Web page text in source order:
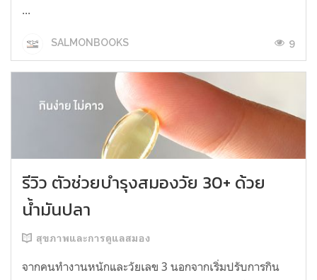
...
SALMONBOOKS 9
รีวิว ตัวช่วยบำรุงสมองวัย 30+ ด้วย
น้ำมันปลา
สุขภาพและการดูแลสมอง
จากคนทำงานหนักและวัยเลข 3 นอกจากเริ่มปรับการกิน